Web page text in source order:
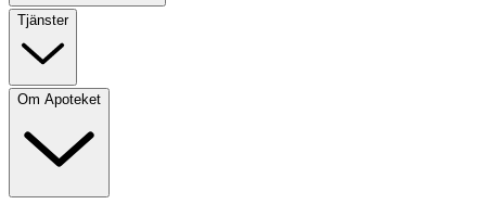
Tjänster
Om Apoteket